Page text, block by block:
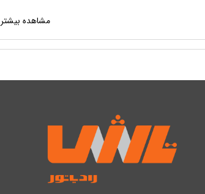
مشاهده بیشتر